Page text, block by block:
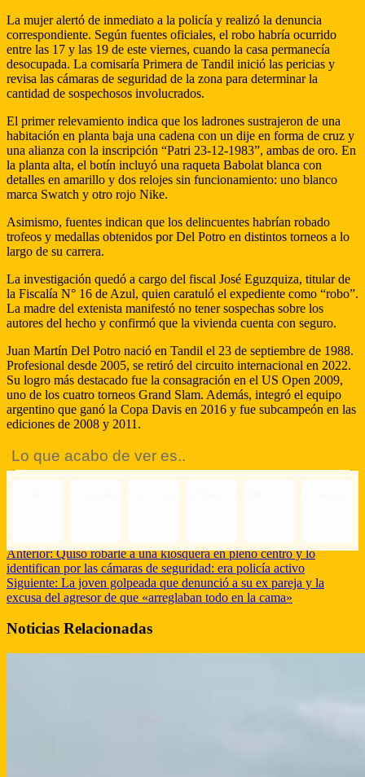
La mujer alertó de inmediato a la policía y realizó la denuncia
correspondiente. Según fuentes oficiales, el robo habría ocurrido
entre las 17 y las 19 de este viernes, cuando la casa permanecía
desocupada. La comisaría Primera de Tandil inició las pericias y
revisa las cámaras de seguridad de la zona para determinar la
cantidad de sospechosos involucrados.
El primer relevamiento indica que los ladrones sustrajeron de una
habitación en planta baja una cadena con un dije en forma de cruz y
una alianza con la inscripción “Patri 23-12-1983”, ambas de oro. En
la planta alta, el botín incluyó una raqueta Babolat blanca con
detalles en amarillo y dos relojes sin funcionamiento: uno blanco
marca Swatch y otro rojo Nike.
Asimismo, fuentes indican que los delincuentes habrían robado
trofeos y medallas obtenidos por Del Potro en distintos torneos a lo
largo de su carrera.
La investigación quedó a cargo del fiscal José Eguzquiza, titular de
la Fiscalía N° 16 de Azul, quien caratuló el expediente como “robo”.
La madre del extenista manifestó no tener sospechas sobre los
autores del hecho y confirmó que la vivienda cuenta con seguro.
Juan Martín Del Potro nació en Tandil el 23 de septiembre de 1988.
Profesional desde 2005, se retiró del circuito internacional en 2022.
Su logro más destacado fue la consagración en el US Open 2009,
uno de los cuatro torneos Grand Slam. Además, integró el equipo
argentino que ganó la Copa Davis en 2016 y fue subcampeón en las
ediciones de 2008 y 2011.
Lo que acabo de ver es..
Anterior:Quiso robarle a una kiosquera en pleno centro y lo
identifican por las cámaras de seguridad: era policía activo
Siguiente: La joven golpeada que denunció a su ex pareja y la
excusa del agresor de que «arreglaban todo en la cama»
Noticias Relacionadas